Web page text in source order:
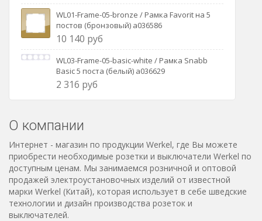
WL01-Frame-05-bronze / Рамка Favorit на 5
постов (бронзовый) a036586
10 140 руб
WL03-Frame-05-basic-white / Рамка Snabb
Basic 5 поста (белый) a036629
2 316 руб
О компании
Интернет - магазин по продукции Werkel, где Вы можете
приобрести необходимые розетки и выключатели Werkel по
доступным ценам. Мы занимаемся розничной и оптовой
продажей электроустановочных изделий от известной
марки Werkel (Китай), которая использует в себе шведские
технологии и дизайн производства розеток и
выключателей.